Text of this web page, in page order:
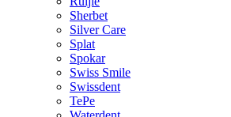
Sherbet
Silver Care
Splat
Spokar
Swiss Smile
Swissdent
TePe